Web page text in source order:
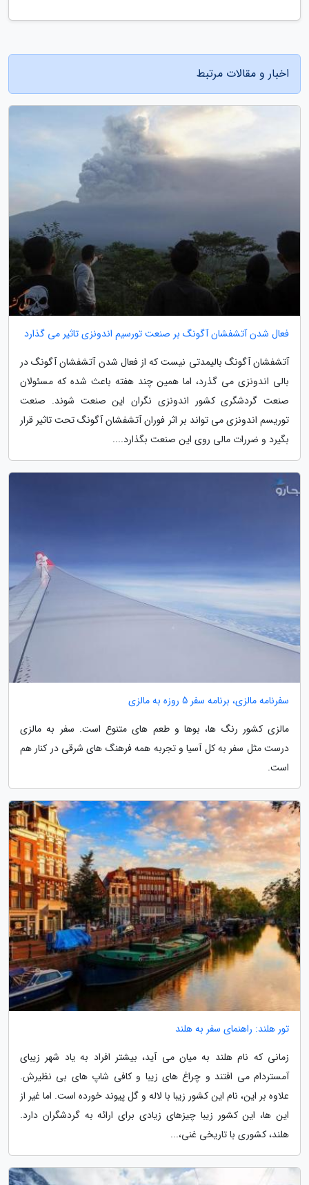
اخبار و مقالات مرتبط
فعال شدن آتشفشان آگونگ بر صنعت تورسیم اندونزی تاثیر می گذارد
آتشفشان آگونگ بالیمدتی نیست که از فعال شدن آتشفشان آگونگ در
بالی اندونزی می گذرد، اما همین چند هفته باعث شده که مسئولان
صنعت گردشگری کشور اندونزی نگران این صنعت شوند. صنعت
توریسم اندونزی می تواند بر اثر فوران آتشفشان آگونگ تحت تاثیر قرار
بگیرد و ضررات مالی روی این صنعت بگذارد....
سفرنامه مالزی، برنامه سفر 5 روزه به مالزی
مالزی کشور رنگ ها، بوها و طعم های متنوع است. سفر به مالزی
درست مثل سفر به کل آسیا و تجربه همه فرهنگ های شرقی در کنار هم
است.
تور هلند: راهنمای سفر به هلند
زمانی که نام هلند به میان می آید، بیشتر افراد به یاد شهر زیبای
آمستردام می افتند و چراغ های زیبا و کافی شاپ های بی نظیرش.
علاوه بر این، نام این کشور زیبا با لاله و گل پیوند خورده است. اما غیر از
این ها، این کشور زیبا چیزهای زیادی برای ارائه به گردشگران دارد.
هلند، کشوری با تاریخی غنی،...